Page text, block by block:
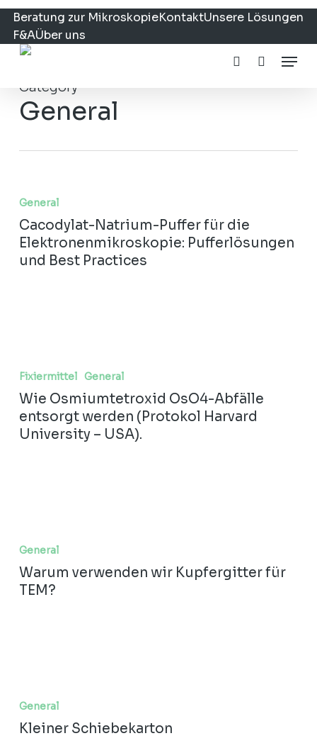
Skip
main
content
Beratung zur MikroskopieKontaktUnsere Lösungen
F&AÜber uns
account
Menu
KorbClose
Cart
Category
General
Natrium-
Puffer
für
die
Elektronenmikroskopie:
General
Cacodylat-Natrium-Puffer für die
Elektronenmikroskopie: Pufferlösungen
und Best Practices
Osmiumtetroxid
OsO4-
Abfälle
entsorgt
werden
Fixiermittel General
Wie Osmiumtetroxid OsO4-Abfälle
entsorgt werden (Protokol Harvard
University – USA).
verwenden
wir
Kupfergitter
für
General
Warum verwenden wir Kupfergitter für
TEM?
Schiebekarton
General
Kleiner Schiebekarton